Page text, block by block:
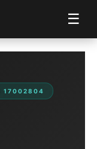
☰
17002804